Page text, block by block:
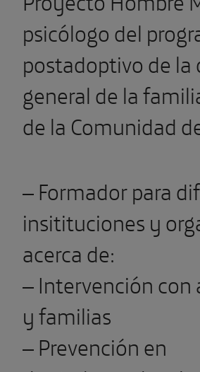
psicólogo del
postadoptivo de la
general de la
de la Comunidad
– Formador para
insitituciones y
acerca de:
– Intervención con
y familias
– Prevención en